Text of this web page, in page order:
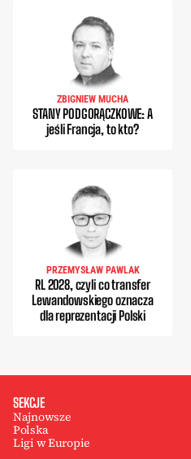
ZBIGNIEW MUCHA
STANY PODGORĄCZKOWE: A
jeśli Francja, to kto?
PRZEMYSŁAW PAWLAK
RL 2028, czyli co transfer
Lewandowskiego oznacza
dla reprezentacji Polski
SEKCJE
Najnowsze
Polska
Ligi w Europie